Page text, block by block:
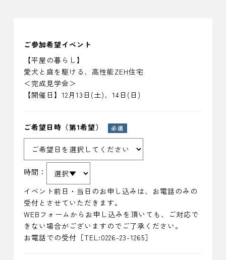
ご参加希望イベント
【平屋の暮らし】
愛犬と庭を駆ける、高性能ZEH住宅
＜完成見学会＞
【開催日】12月13日(土)、14日(日)
ご希望日時（第1希望） 必須
時間：
イベント前日・当日のお申し込みは、お電話のみの
受付とさせていただきます。
WEBフォームからお申し込みを頂いても、ご対応で
きない場合がございますのでご了承ください。
お電話での受付［TEL:0226-23-1265］